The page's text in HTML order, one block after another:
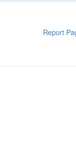
Report